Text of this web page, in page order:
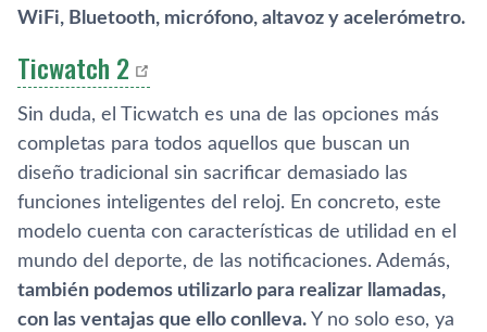
WiFi, Bluetooth, micrófono, altavoz y acelerómetro.
Ticwatch 2
Sin duda, el Ticwatch es una de las opciones más
completas para todos aquellos que buscan un
diseño tradicional sin sacrificar demasiado las
funciones inteligentes del reloj. En concreto, este
modelo cuenta con caracterí­sticas de utilidad en el
mundo del deporte, de las notificaciones. Además,
también podemos utilizarlo para realizar llamadas,
con las ventajas que ello conlleva. Y no solo eso, ya